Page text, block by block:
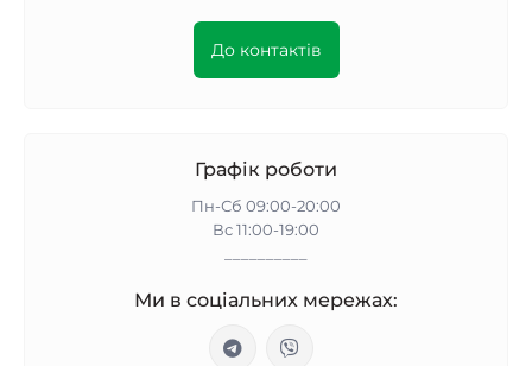
До контактів
Графік роботи
Пн-Сб 09:00-20:00
Вс 11:00-19:00
Ми в соціальних мережах: